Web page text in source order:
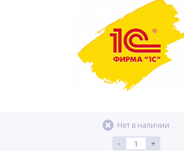
Нет в наличии
-
+